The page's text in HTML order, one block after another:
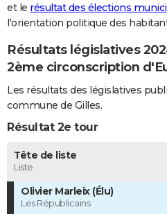
S'inscrire
Se connecter
Lycées
Collèges
Primaires
Universités
Entreprises
Service militaire
Avis de recherche
AVIS DE DÉCÈS
FORUM
Bricolage
Lifestyle
Culture
Sport
Auto
Television
Voyage
Cinema
et le résultat des élections
l'orientation politique des
Résultats législatives
2ème circonscription
Les résultats des législatives
commune de Gilles.
Résultat 2e tour
Tête de liste
Liste
Olivier Marleix (Élu)
Les Républicains